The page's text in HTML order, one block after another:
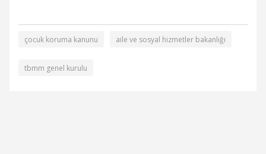
çocuk koruma kanunu aile ve sosyal hizmetler bakanlığı
tbmm genel kurulu